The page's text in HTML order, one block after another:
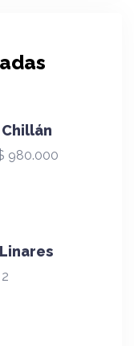
Chillán
980.000